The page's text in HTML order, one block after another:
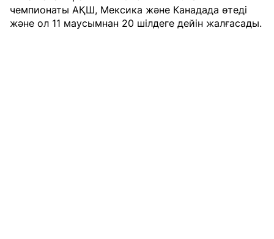
чемпионаты АҚШ, Мексика және Канадада өтеді
және ол 11 маусымнан 20 шілдеге дейін жалғасады.